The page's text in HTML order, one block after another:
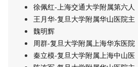
徐佩红-上海交通大学附属第六人
王月华-复旦大学附属华山医院主
魏明辉
周群-复旦大学附属上海华东医院
秦立模-复旦大学附属上海中山医